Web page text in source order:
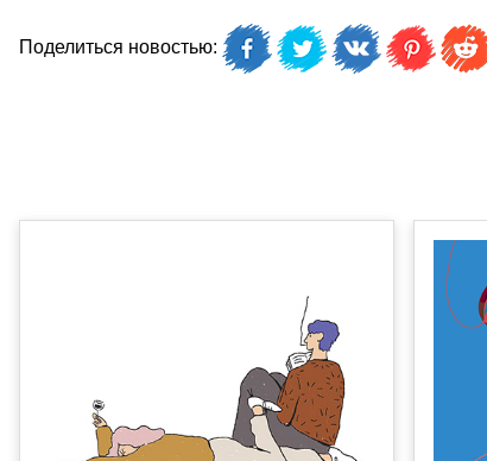
Поделиться новостью: